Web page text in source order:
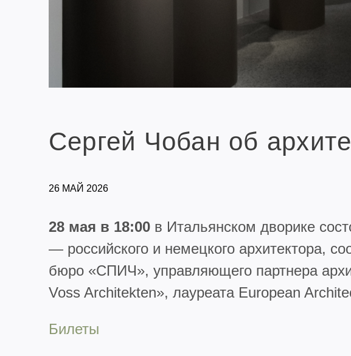
Сергей Чобан об
26 МАЙ 2026
28 мая в 18:00 в Итальянском дворике
— российского и немецкого архитектора,
бюро «СПИЧ», управляющего партнера
Voss Architekten», лауреата European
Билеты